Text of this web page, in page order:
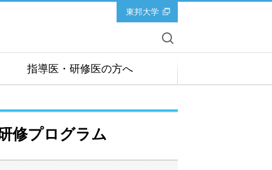
東邦大学
指導医・研修医の方へ
修プログラム